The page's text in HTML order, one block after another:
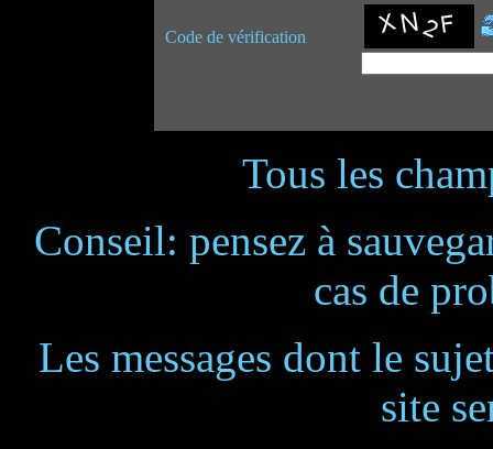
Code de vérification
Tous les
Conseil: pensez à
cas de
Les messages dont le
site